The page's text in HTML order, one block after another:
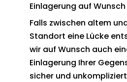
Einlagerung auf Wunsch
Falls zwischen altem
Standort eine Lücke
wir auf Wunsch auch
Einlagerung Ihrer
sicher und